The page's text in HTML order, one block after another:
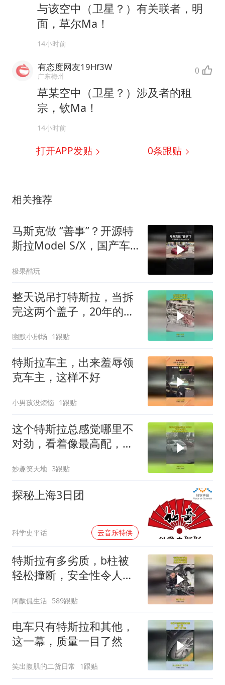
与该空中（卫星？）有关联者，明
面，草尔Ma！
14小时前
有态度网友19Hf3W
广东梅州 0
草某空中（卫星？）涉及者的租
宗，钦Ma！
14小时前
打开APP发贴 0条跟贴
相关推荐
马斯克做 “善事”？开源特
斯拉Model S/X，国产车
极果酷玩
整天说吊打特斯拉，当拆
完这两个盖子，20年的修
幽默小剧场 1跟贴
特斯拉车主，出来羞辱领
克车主，这样不好
小男孩没烦恼 1跟贴
这个特斯拉总感觉哪里不
对劲，看着像最高配，凑
妙趣笑天地 3跟贴
探秘上海3日团
科学史平话 云音乐特供 00:00
特斯拉有多劣质，b柱被
轻松撞断，安全性令人担
阿酞侃生活 589跟贴
电车只有特斯拉和其他，
这一幕，质量一目了然
笑出腹肌的二货日常 1跟贴